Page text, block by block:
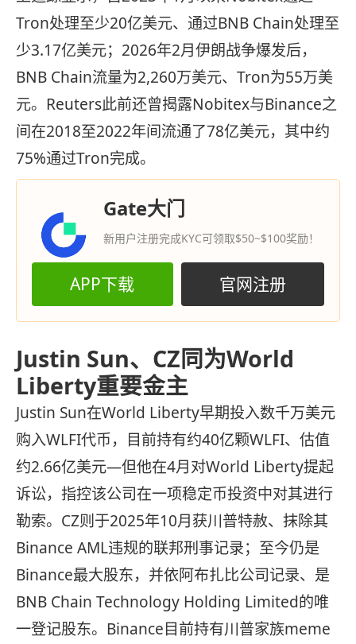
Tron处理至少20亿美元、通过BNB Chain处理至
少3.17亿美元；2026年2月伊朗战争爆发后，
BNB Chain流量为2,260万美元、Tron为55万美
元。Reuters此前还曾揭露Nobitex与Binance之
间在2018至2022年间流通了78亿美元，其中约
75%通过Tron完成。
Gate大门
新用户注册完成KYC可领取$50~$100奖励！
APP下载 官网注册
Justin Sun、CZ同为World
Liberty重要金主
Justin Sun在World Liberty早期投入数千万美元
购入WLFI代币，目前持有约40亿颗WLFI、估值
约2.66亿美元—但他在4月对World Liberty提起
诉讼，指控该公司在一项稳定币投资中对其进行
勒索。CZ则于2025年10月获川普特赦、抹除其
Binance AML违规的联邦刑事记录；至今仍是
Binance最大股东，并依阿布扎比公司记录、是
BNB Chain Technology Holding Limited的唯
一登记股东。Binance目前持有川普家族meme